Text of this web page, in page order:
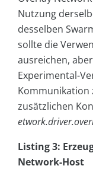
Nutzung
desselben
sollte die
ausreichen,
Experimental-
Kommunikation
zusätzlichen
Listing 3:
Network-Host